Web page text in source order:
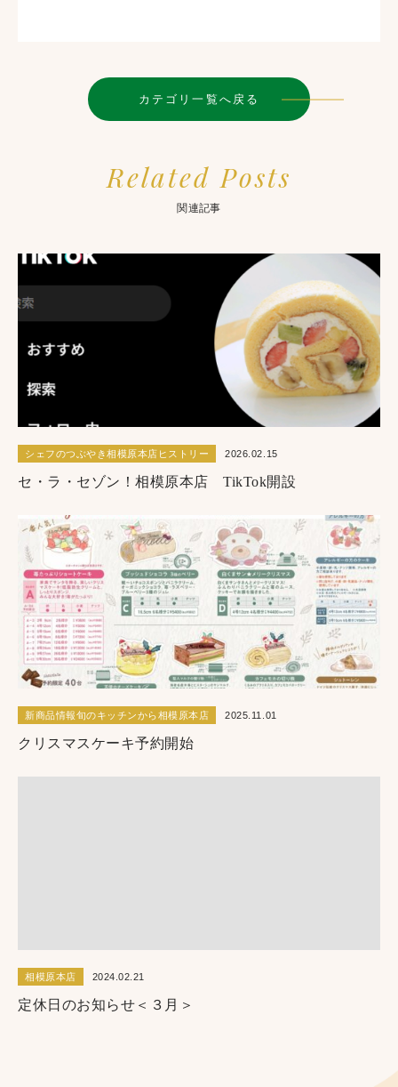
カテゴリ一覧へ戻る
Related Posts
関連記事
シェフのつぶやき相模原本店ヒストリー 2026.02.15
セ・ラ・セゾン！相模原本店 TikTok開設
新商品情報旬のキッチンから相模原本店 2025.11.01
クリスマスケーキ予約開始
相模原本店 2024.02.21
定休日のお知らせ＜３月＞